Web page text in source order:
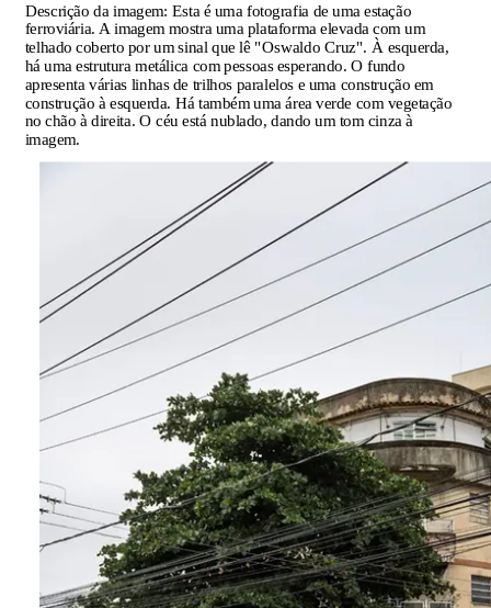
Descrição da imagem: Esta é uma fotografia de uma estação
ferroviária. A imagem mostra uma plataforma elevada com um
telhado coberto por um sinal que lê "Oswaldo Cruz". À esquerda,
há uma estrutura metálica com pessoas esperando. O fundo
apresenta várias linhas de trilhos paralelos e uma construção em
construção à esquerda. Há também uma área verde com vegetação
no chão à direita. O céu está nublado, dando um tom cinza à
imagem.